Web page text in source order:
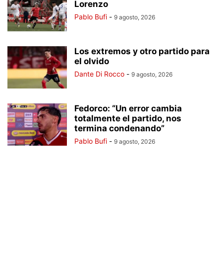
Lorenzo
Pablo Bufi - 9 agosto, 2026
Los extremos y otro partido para
el olvido
Dante Di Rocco - 9 agosto, 2026
Fedorco: “Un error cambia
totalmente el partido, nos
termina condenando”
Pablo Bufi - 9 agosto, 2026